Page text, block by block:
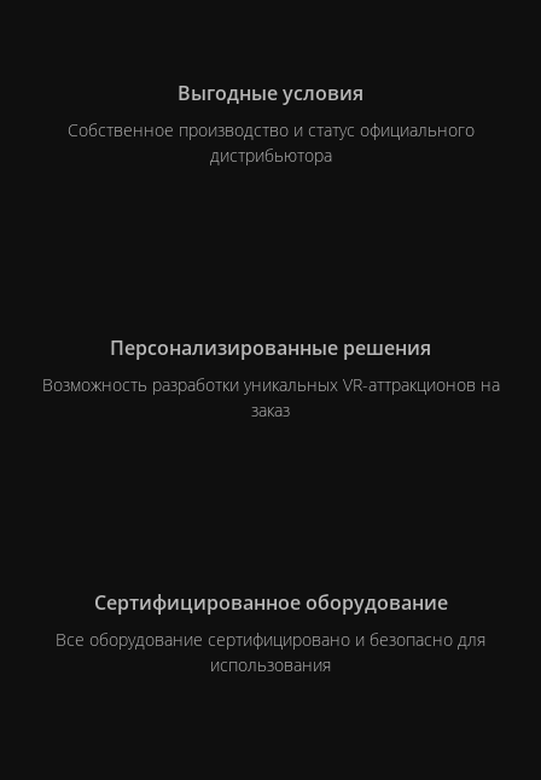
Выгодныеусловия
Собственное производство и статус официального
дистрибьютора
Персонализированные решения
Возможность разработки уникальных VR-аттракционов на
заказ
Сертифицированноеоборудование
Все оборудование сертифицировано и безопасно для
использования